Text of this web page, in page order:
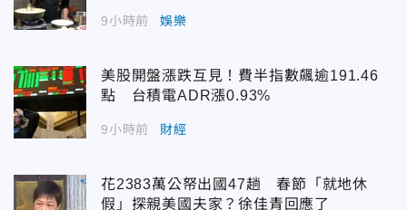
9小時前 娛樂
美股開盤漲跌互見！費半指數飆逾191.46
點 台積電ADR漲0.93%
9小時前 財經
花2383萬公帑出國47趟 春節「就地休
假」探親美國夫家？徐佳青回應了